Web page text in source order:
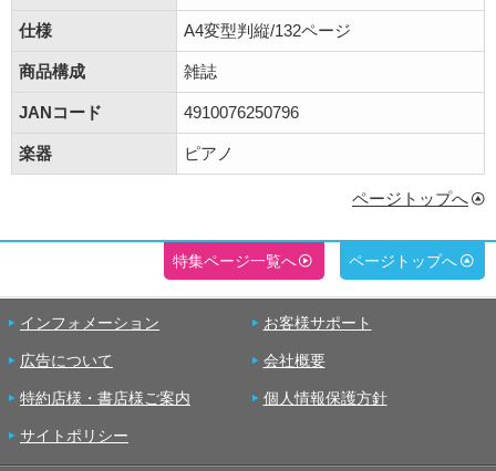
仕様 A4変型判縦/132ページ
商品構成 雑誌
JANコード 4910076250796
楽器 ピアノ
ページトップへ
特集ページ一覧へ ページトップへ
インフォメーション お客様サポート
広告について 会社概要
特約店様・書店様ご案内 個人情報保護方針
サイトポリシー